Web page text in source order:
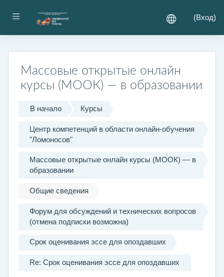
Боковая панель (Вход)
Массовые открытые онлайн
курсы (МООК) — в образовании
В начало Курсы
Центр компетенций в области онлайн-обучения
"Ломоносов"
Массовые открытые онлайн курсы (МООК) — в
образовании
Общие сведения
Форум для обсуждений и технических вопросов
(отмена подписки возможна)
Срок оценивания эссе для опоздавших
Re: Срок оценивания эссе для опоздавших